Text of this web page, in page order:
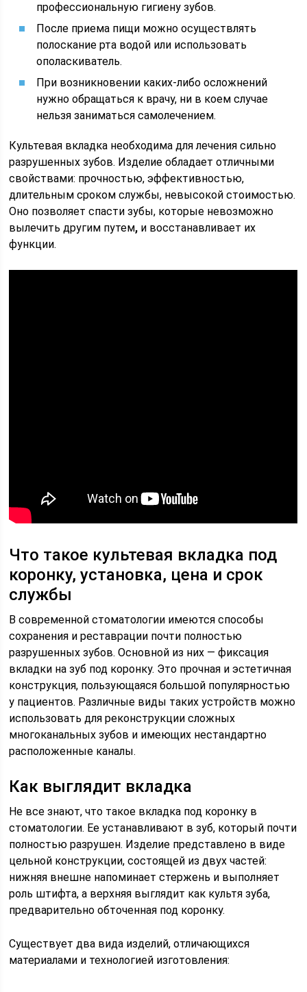
профессиональную гигиену зубов.
После приема пищи можно осуществлять
полоскание рта водой или использовать
ополаскиватель.
При возникновении каких-либо осложнений
нужно обращаться к врачу, ни в коем случае
нельзя заниматься самолечением.
Культевая вкладка необходима для лечения сильно
разрушенных зубов. Изделие обладает отличными
свойствами: прочностью, эффективностью,
длительным сроком службы, невысокой стоимостью.
Оно позволяет спасти зубы, которые невозможно
вылечить другим путем, и восстанавливает их
функции.
Что такое культевая вкладка под
коронку, установка, цена и срок
службы
В современной стоматологии имеются способы
сохранения и реставрации почти полностью
разрушенных зубов. Основной из них — фиксация
вкладки на зуб под коронку. Это прочная и эстетичная
конструкция, пользующаяся большой популярностью
у пациентов. Различные виды таких устройств можно
использовать для реконструкции сложных
многоканальных зубов и имеющих нестандартно
расположенные каналы.
Как выглядит вкладка
Не все знают, что такое вкладка под коронку в
стоматологии. Ее устанавливают в зуб, который почти
полностью разрушен. Изделие представлено в виде
цельной конструкции, состоящей из двух частей:
нижняя внешне напоминает стержень и выполняет
роль штифта, а верхняя выглядит как культя зуба,
предварительно обточенная под коронку.
Существует два вида изделий, отличающихся
материалами и технологией изготовления: